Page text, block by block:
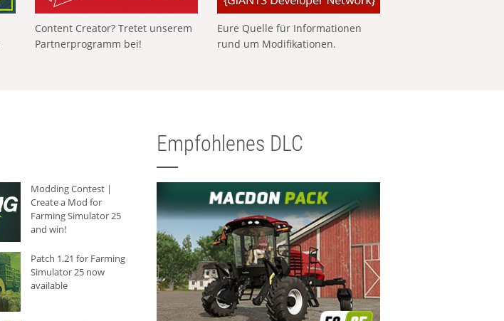
Content Creator? Tretet unserem
Partnerprogramm bei!
Eure Quelle für Informationen
rund um Modifikationen.
Modding Contest |
Create a Mod for
Farming Simulator 25
and win!
Patch 1.21 for Farming
Simulator 25 now
available
Empfohlenes DLC